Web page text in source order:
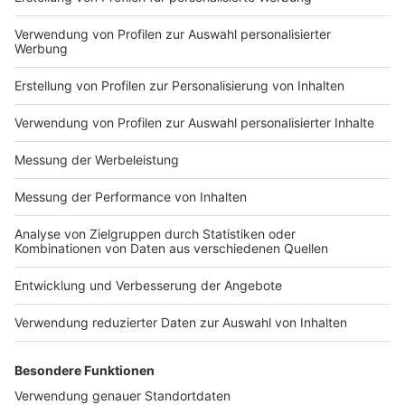
Impressum
Nutzungsbedingungen
Jobs
Presse
Werben
Archiv
Kontakt
Studio-Hotline
Verkehrs-Hotline
Newsletter